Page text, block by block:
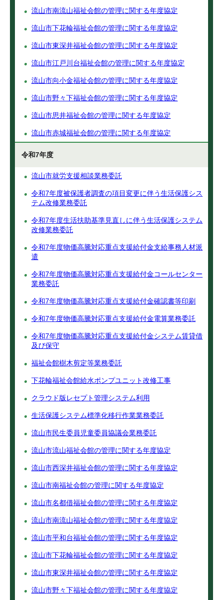
流山市南流山福祉会館の管理に関する年度協定
流山市下花輪福祉会館の管理に関する年度協定
流山市東深井福祉会館の管理に関する年度協定
流山市江戸川台福祉会館の管理に関する年度協定
流山市向小金福祉会館の管理に関する年度協定
流山市野々下福祉会館の管理に関する年度協定
流山市思井福祉会館の管理に関する年度協定
流山市赤城福祉会館の管理に関する年度協定
令和7年度
流山市就労支援相談業務委託
令和7年度被保護者調査の項目変更に伴う生活保護シス
テム改修業務委託
令和7年度生活扶助基準見直しに伴う生活保護システム
改修業務委託
令和7年度物価高騰対応重点支援給付金支給事務人材派
遣
令和7年度物価高騰対応重点支援給付金コールセンター
業務委託
令和7年度物価高騰対応重点支援給付金確認書等印刷
令和7年度物価高騰対応重点支援給付金電算業務委託
令和7年度物価高騰対応重点支援給付金システム賃貸借
及び保守
福祉会館樹木剪定等業務委託
下花輪福祉会館給水ポンプユニット改修工事
クラウド版レセプト管理システム利用
生活保護システム標準化移行作業業務委託
流山市民生委員児童委員協議会業務委託
流山市流山福祉会館の管理に関する年度協定
流山市西深井福祉会館の管理に関する年度協定
流山市南福祉会館の管理に関する年度協定
流山市名都借福祉会館の管理に関する年度協定
流山市南流山福祉会館の管理に関する年度協定
流山市平和台福祉会館の管理に関する年度協定
流山市下花輪福祉会館の管理に関する年度協定
流山市東深井福祉会館の管理に関する年度協定
流山市野々下福祉会館の管理に関する年度協定